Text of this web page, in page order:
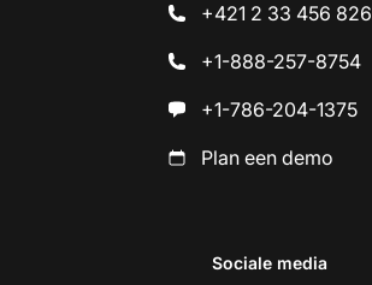
+421 2 33 456 826
+1-888-257-8754
+1-786-204-1375
Plan een demo
Sociale media